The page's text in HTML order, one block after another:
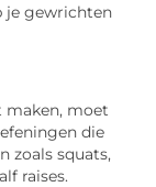
je gewrichten
maken, moet
die
zoals squats,
raises.